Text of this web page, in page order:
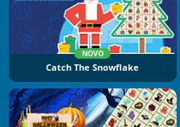
NOVO
Catch The Snowflake